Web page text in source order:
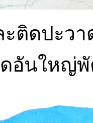
ติดปะว
ดอันใหญ่